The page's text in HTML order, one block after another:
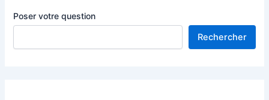
Poser votre question
Rechercher